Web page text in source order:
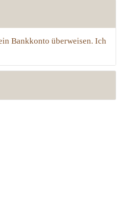
Bankkonto überweisen. Ich